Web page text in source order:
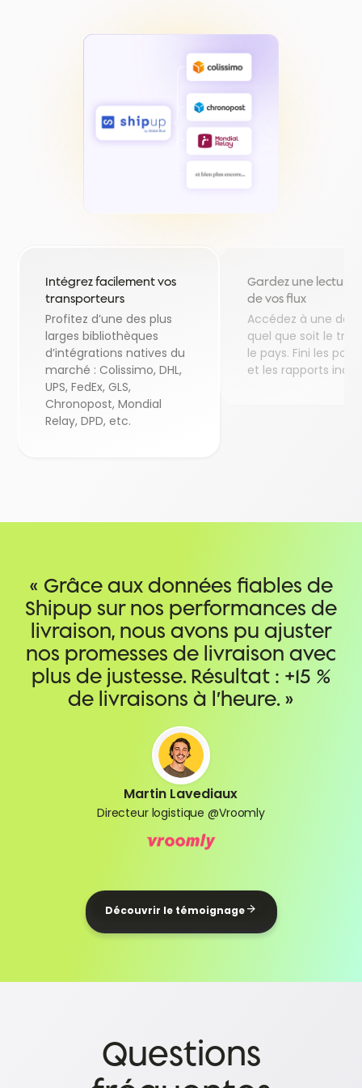
Intégrez facilement vos
transporteurs
Profitez d’une des plus
larges bibliothèques
d’intégrations natives du
marché : Colissimo, DHL,
UPS, FedEx, GLS,
Chronopost, Mondial
Relay, DPD, etc.
Gardez une lecture
de vos flux
Accédez à une
quel que soit le
le pays. Fini les
et les rapports
« Grâce aux données fiables de
Shipup sur nos performances de
livraison, nous avons pu ajuster
nos promesses de livraison avec
plus de justesse. Résultat : +15 %
de livraisons à l’heure. »
Martin Lavediaux
Directeur logistique @Vroomly
Découvrir le témoignage
Questions